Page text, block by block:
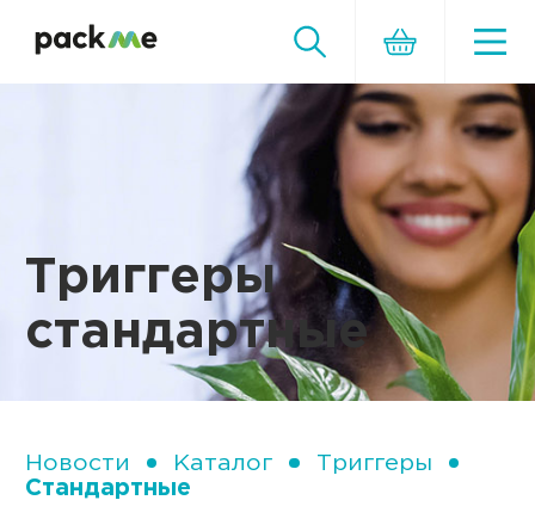
Триггеры
стандартные
Новости Каталог
Триггеры
Стандартные